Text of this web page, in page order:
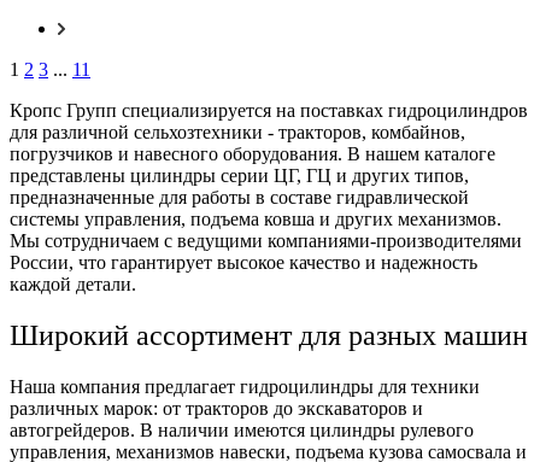
1 2 3 ... 11
Кропс Групп специализируется на поставках гидроцилиндров
для различной сельхозтехники - тракторов, комбайнов,
погрузчиков и навесного оборудования. В нашем каталоге
представлены цилиндры серии ЦГ, ГЦ и других типов,
предназначенные для работы в составе гидравлической
системы управления, подъема ковша и других механизмов.
Мы сотрудничаем с ведущими компаниями-производителями
России, что гарантирует высокое качество и надежность
каждой детали.
Широкий ассортимент для разных машин
Наша компания предлагает гидроцилиндры для техники
различных марок: от тракторов до экскаваторов и
автогрейдеров. В наличии имеются цилиндры рулевого
управления, механизмов навески, подъема кузова самосвала и